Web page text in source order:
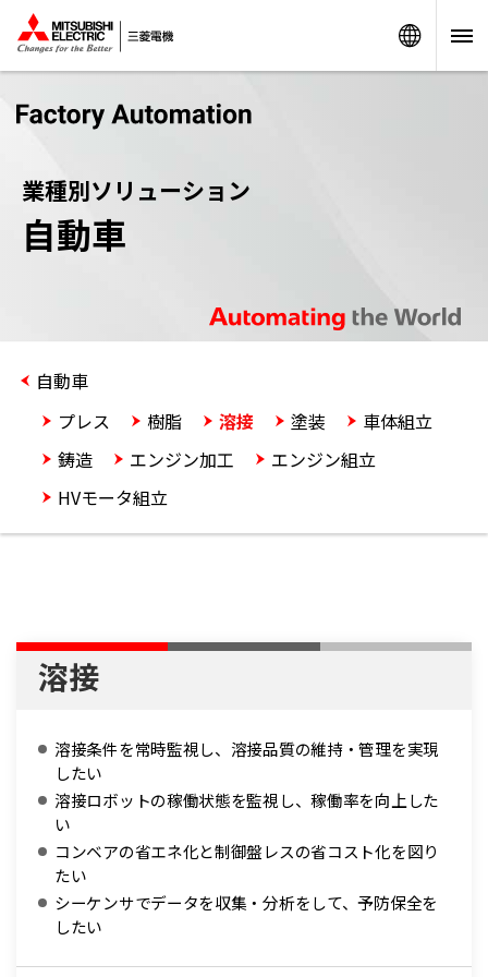
業種別ソリューション
自動車
自動車
プレス
樹脂 溶接 塗装
車体組立
鋳造
エンジン加工
エンジン組立
HVモータ組立
溶接
溶接条件を常時監視し、溶接品質の維持・管理を実現
したい
溶接ロボットの稼働状態を監視し、稼働率を向上した
い
コンベアの省エネ化と制御盤レスの省コスト化を図り
たい
シーケンサでデータを収集・分析をして、予防保全を
したい